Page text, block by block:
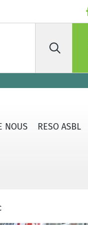
Rechercher
NOUS RESO ASBL